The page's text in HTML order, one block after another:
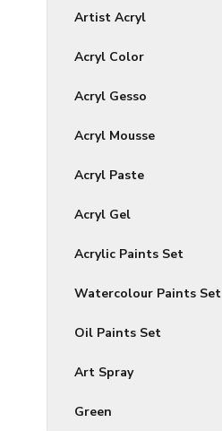
Artist Acryl
Acryl Color
Acryl Gesso
Acryl Mousse
Acryl Paste
Acryl Gel
Acrylic Paints Set
Watercolour Paints Set
Oil Paints Set
Art Spray
Green